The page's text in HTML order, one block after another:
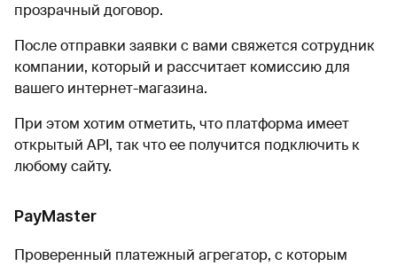
прозрачный договор.
После отправки заявки с вами свяжется сотрудник
компании, который и рассчитает комиссию для
вашего интернет-магазина.
При этом хотим отметить, что платформа имеет
открытый API, так что ее получится подключить к
любому сайту.
PayMaster
Проверенный платежный агрегатор, с которым